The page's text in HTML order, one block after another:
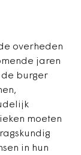
overheden
jaren
de burger
moeten
in hun